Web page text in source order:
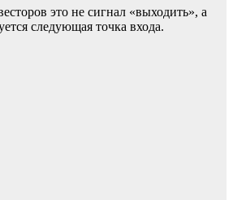
это не сигнал «выходить», а
следующая точка входа.